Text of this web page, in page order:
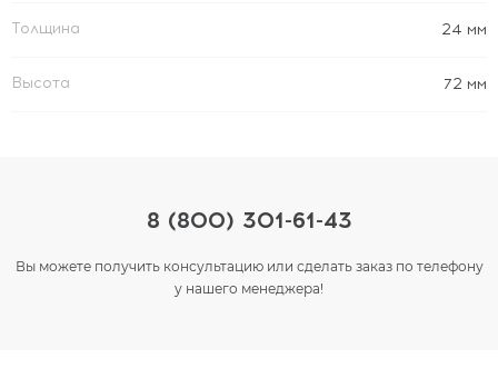
Толщина 24 мм
Высота 72 мм
8 (800) 301-61-43
Вы можете получить консультацию или сделать заказ по телефону
у нашего менеджера!